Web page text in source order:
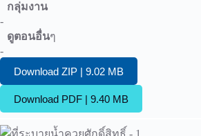
กลุ่มงาน
-
ดูตอนอื่นๆ
-
Download ZIP | 9.02 MB
Download PDF | 9.40 MB